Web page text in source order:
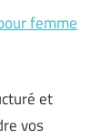
femme
et
vos